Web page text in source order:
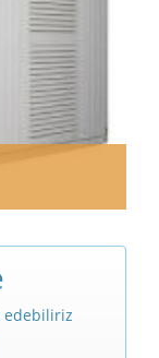
edebiliriz